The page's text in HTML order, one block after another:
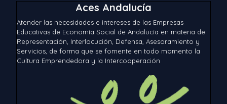
Aces Andalucía
Atender las necesidades e intereses de las Empresas
Educativas de Economía Social de Andalucía en materia de
Representación, Interlocución, Defensa, Asesoramiento y
Servicios, de forma que se fomente en todo momento la
Cultura Emprendedora y la Intercooperación